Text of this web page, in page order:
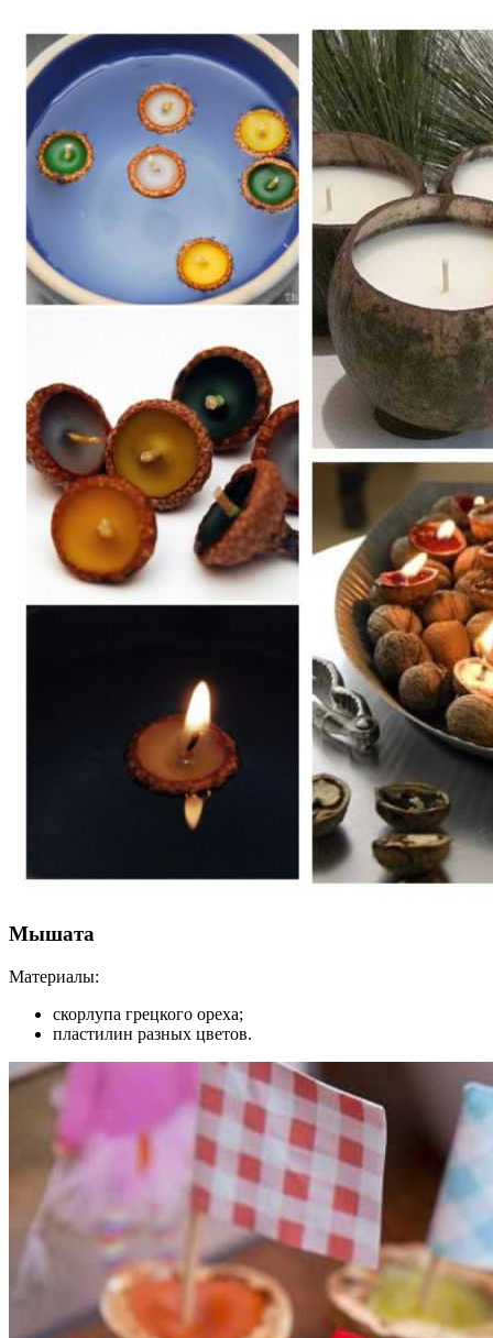
Мышата
Материалы:
скорлупа грецкого ореха;
пластилин разных цветов.